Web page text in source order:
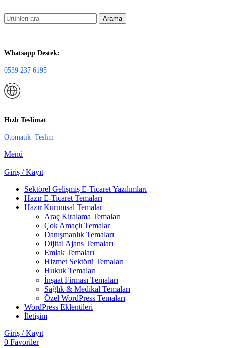
Arama
Whatsapp Destek:
0539 237 6195
Hızlı Teslimat
Otomatik Teslim
Menü
Giriş / Kayıt
Sektörel Gelişmiş E-Ticaret Yazılımları
Hazır E-Ticaret Temaları
Hazır Kurumsal Temalar
Araç Kiralama Temaları
Çok Amaçlı Temalar
Danışmanlık Temaları
Dijital Ajans Temaları
Emlak Temaları
Hizmet Sektörü Temaları
Hukuk Temaları
İnşaat Firması Temaları
Sağlık & Medikal Temaları
Özel WordPress Temaları
WordPress Eklentileri
İletişim
Giriş / Kayıt
0 Favoriler